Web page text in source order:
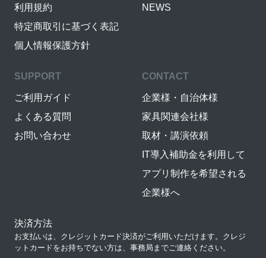
利用規約
特定商取引に基づく表記
個人情報保護方針
NEWS
SUPPORT
ご利用ガイド
よくある質問
お問い合わせ
CONTACT
企業様・自治体様
家具関連会社様
取材・講演依頼
IT導入補助金を利用して
アプリ制作を希望される
企業様へ
決済方法
お支払いは、クレジットカード決済がご利用いただけます。クレジ
ットカードをお持ちでない方は、事務局までご連絡ください。